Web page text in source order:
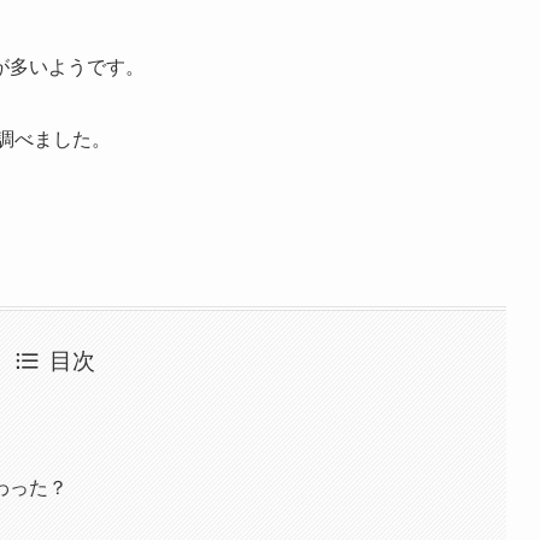
いようです。
べました。
目次
った？